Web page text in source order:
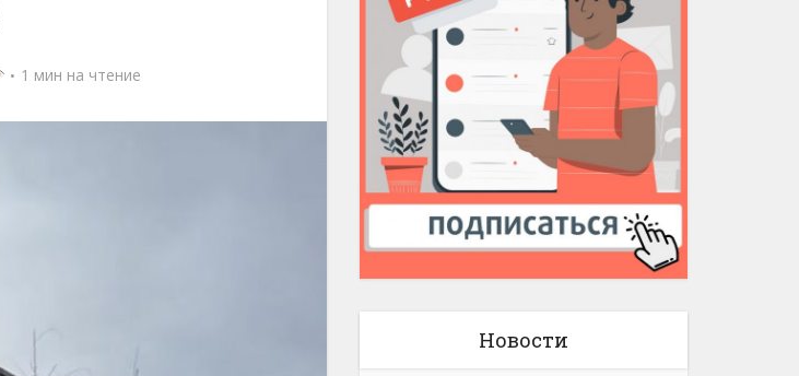
1 мин на чтение
Новости